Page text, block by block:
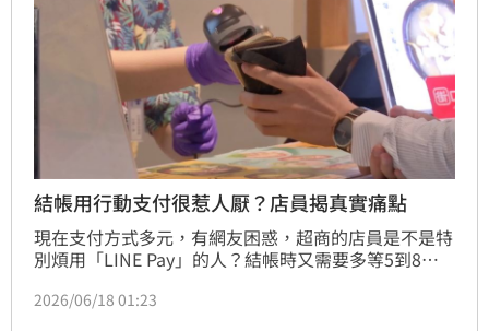
結帳用行動支付很惹人厭？店員揭真實痛點
現在支付方式多元，有網友困惑，超商的店員是不是特
別煩用「LINE Pay」的人？結帳時又需要多等5到8
個步驟，加上系統偶爾會卡頓。有人建議，先開啟付款
2026/06/18 01:23